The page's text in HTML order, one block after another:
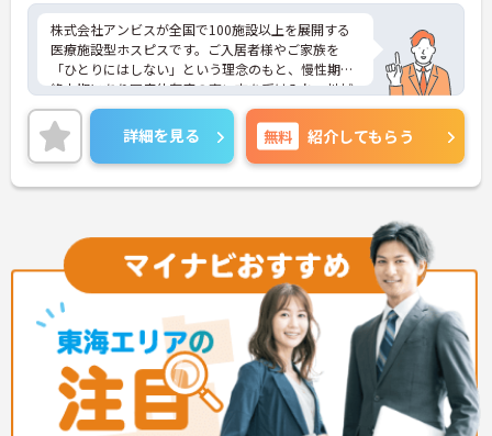
株式会社アンビスが全国で100施設以上を展開する
医療施設型ホスピスです。ご入居者様やご家族を
「ひとりにはしない」という理念のもと、慢性期や
終末期にあり医療依存度の高い方を受け入れ、地域
医療を支える社会的意義の高い事業を推進していま
す。現場には看護師が24時間常駐しています。急変
時の対応や医療行為は看護師が担当するため、初任
者研修や実務者研修の方も食事介助や入浴介助など
の生活を支えるケアに専念できる環境です。多職種
では、夜勤明けの翌日が原則として公休となるほ
か、月平均の残業時間も5時間から7時間程度とかな
り少なめです。常勤スタッフの比率が90パーセント
を超えているため急な勤務変更が発生しにくく、あ
らかじめ決められた訪問予定表に沿って規則正しく
働けます。入職後は現場スタッフによるお一人おひ
とりに合わせた個別のOJT研修が実施されます。eラ
ーニングも導入されており、多職種と連携しながら
専門性を着実に深めていける環境が用意されていま
す。
詳細を見る 無料 紹介してもらう